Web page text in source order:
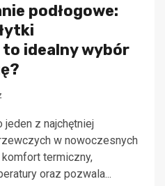
podłogowe:
idealny wybór
jeden z najchętniej
w nowoczesnych
termiczny,
oraz pozwala...